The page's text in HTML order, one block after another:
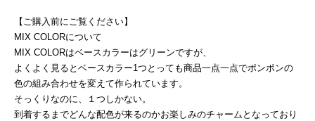
【ご購入前にご覧ください】
MIX COLORについて
MIX COLORはベースカラーはグリーンですが、
よくよく見るとベースカラー1つとっても商品一点一点でポンポンの
色の組み合わせを変えて作られています。
そっくりなのに、１つしかない。
到着するまでどんな配色が来るのかお楽しみのチャームとなっており